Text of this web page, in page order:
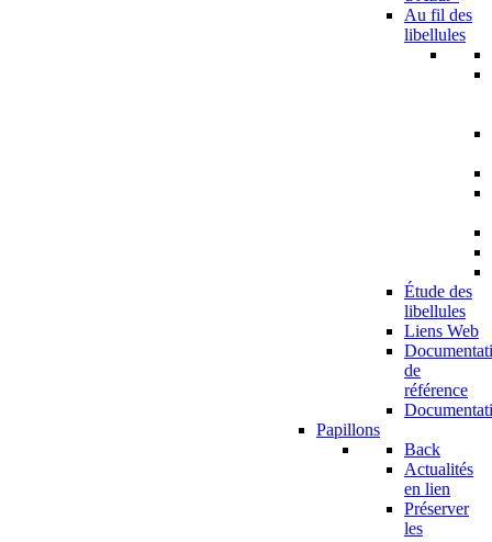
Au fil des
libellules
Étude des
libellules
Liens Web
de
référence
Papillons
Back
Actualités
en lien
Préserver
les